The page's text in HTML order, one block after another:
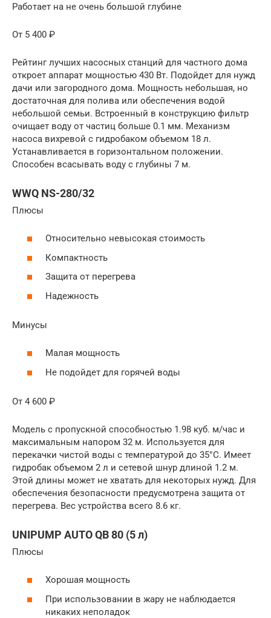
Работает на не очень большой глубине
От 5 400 ₽
Рейтинг лучших насосных станций для частного дома
откроет аппарат мощностью 430 Вт. Подойдет для нужд
дачи или загородного дома. Мощность небольшая, но
достаточная для полива или обеспечения водой
небольшой семьи. Встроенный в конструкцию фильтр
очищает воду от частиц больше 0.1 мм. Механизм
насоса вихревой с гидробаком объемом 18 л.
Устанавливается в горизонтальном положении.
Способен всасывать воду с глубины 7 м.
WWQ NS-280/32
Плюсы
Относительно невысокая стоимость
Компактность
Защита от перегрева
Надежность
Минусы
Малая мощность
Не подойдет для горячей воды
От 4 600 ₽
Модель с пропускной способностью 1.98 куб. м/час и
максимальным напором 32 м. Используется для
перекачки чистой воды с температурой до 35°C. Имеет
гидробак объемом 2 л и сетевой шнур длиной 1.2 м.
Этой длины может не хватать для некоторых нужд. Для
обеспечения безопасности предусмотрена защита от
перегрева. Вес устройства всего 8.6 кг.
UNIPUMP AUTO QB 80 (5 л)
Плюсы
Хорошая мощность
При использовании в жару не наблюдается
никаких неполадок